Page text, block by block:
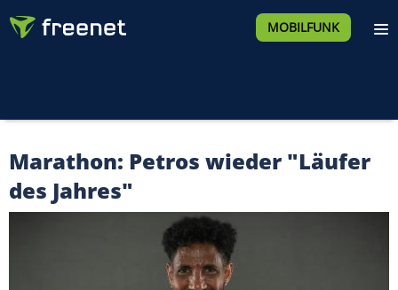
MOBILFUNK
Marathon: Petros wieder "Läufer
des Jahres"